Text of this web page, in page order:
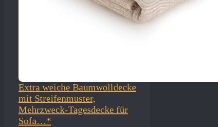
Extra weiche Baumwolldecke
mit Streifenmuster,
Mehrzweck-Tagesdecke für
Sofa…*